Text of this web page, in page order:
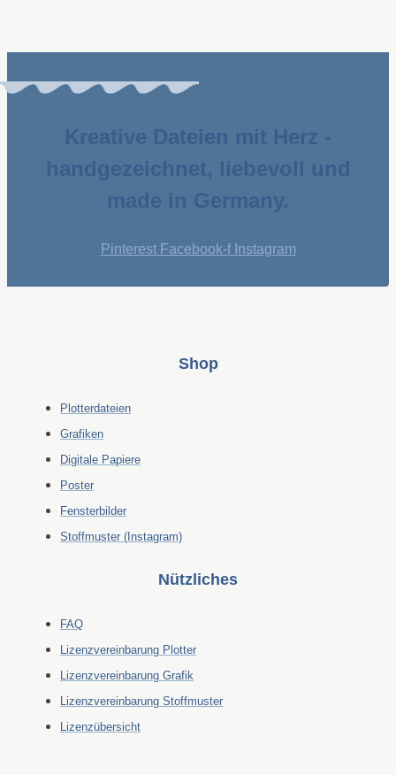
Kreative Dateien mit Herz -
handgezeichnet, liebevoll und
made in Germany.
Pinterest Facebook-f Instagram
Shop
Plotterdateien
Grafiken
Digitale Papiere
Poster
Fensterbilder
Stoffmuster (Instagram)
Nützliches
FAQ
Lizenzvereinbarung Plotter
Lizenzvereinbarung Grafik
Lizenzvereinbarung Stoffmuster
Lizenzübersicht